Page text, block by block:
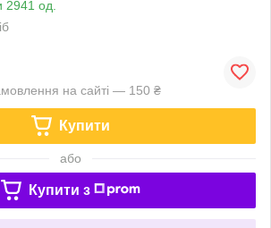
2941 од.
на сайті — 150 ₴
Купити
або
Купити з